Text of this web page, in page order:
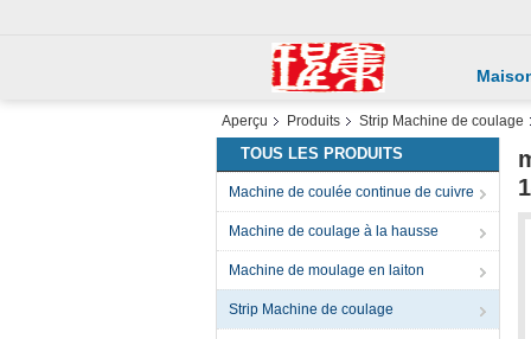
Aperçu Produits Strip Machine de coulage
TOUS LES PRODUITS
Machine de coulée continue de cuivre
Machine de coulage à la hausse
Machine de moulage en laiton
Strip Machine de coulage